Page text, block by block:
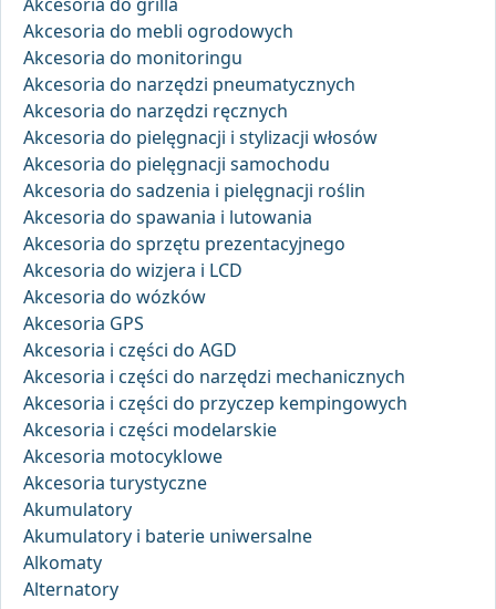
Akcesoria do mebli ogrodowych
Akcesoria do monitoringu
Akcesoria do narzędzi pneumatycznych
Akcesoria do narzędzi ręcznych
Akcesoria do pielęgnacji i stylizacji włosów
Akcesoria do pielęgnacji samochodu
Akcesoria do sadzenia i pielęgnacji roślin
Akcesoria do spawania i lutowania
Akcesoria do sprzętu prezentacyjnego
Akcesoria do wizjera i LCD
Akcesoria do wózków
Akcesoria GPS
Akcesoria i części do AGD
Akcesoria i części do narzędzi mechanicznych
Akcesoria i części do przyczep kempingowych
Akcesoria i części modelarskie
Akcesoria motocyklowe
Akcesoria turystyczne
Akumulatory
Akumulatory i baterie uniwersalne
Alkomaty
Alternatory